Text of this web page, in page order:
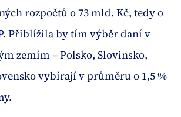
rozpočtů o 73 mld. Kč, tedy o
Přiblížila by tím výběr daní v
zemím – Polsko, Slovinsko,
vybírají v průměru o 1,5 %